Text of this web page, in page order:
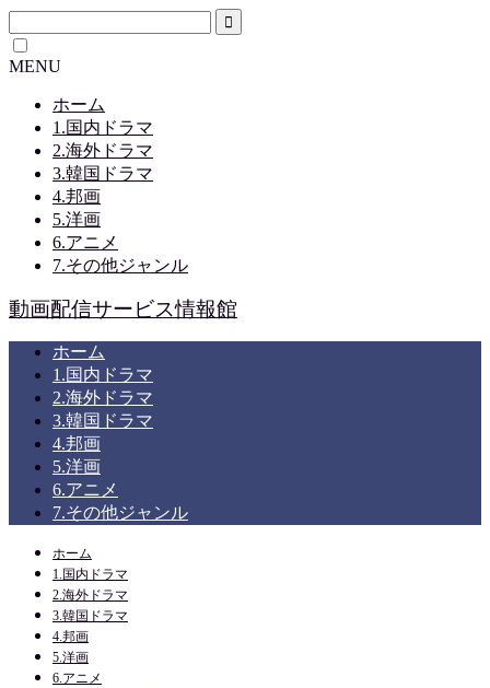
MENU
ホーム
1.国内ドラマ
2.海外ドラマ
3.韓国ドラマ
4.邦画
5.洋画
6.アニメ
7.その他ジャンル
動画配信サービス情報館
ホーム
1.国内ドラマ
2.海外ドラマ
3.韓国ドラマ
4.邦画
5.洋画
6.アニメ
7.その他ジャンル
ホーム
1.国内ドラマ
2.海外ドラマ
3.韓国ドラマ
4.邦画
5.洋画
6.アニメ